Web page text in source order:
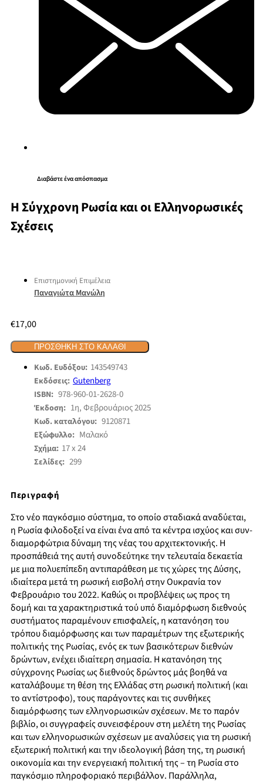
Διαβάστε ένα απόσπασμα
Η Σύγχρονη Ρωσία και οι Ελληνορωσικές
Σχέσεις
Επιστημονική Επιμέλεια
Παναγιώτα Μανώλη
€17,00
ΠΡΟΣΘΉΚΗ ΣΤΟ ΚΑΛΆΘΙ
Κωδ. Ευδόξου: 143549743
Εκδόσεις: Gutenberg
ISBN: 978-960-01-2628-0
Έκδοση: 1η, Φεβρουάριος 2025
Κωδ. καταλόγου: 9120871
Εξώφυλλο: Μαλακό
Σχήμα: 17 x 24
Σελίδες: 299
Περιγραφή
Στο νέο παγκόσμιο σύστημα, το οποίο σταδιακά αναδύεται,
η Ρωσία φιλοδοξεί να είναι ένα από τα κέντρα ισχύος και συν-
διαμορφώτρια δύναμη της νέας του αρχιτεκτονικής. Η
προσπάθειά της αυτή συνοδεύτηκε την τελευταία δεκαετία
με μια πολυεπίπεδη αντιπαράθεση με τις χώρες της Δύσης,
ιδιαίτερα μετά τη ρωσική εισβολή στην Ουκρανία τον
Φεβρουάριο του 2022. Καθώς οι προβλέψεις ως προς τη
δομή και τα χαρακτηριστικά τού υπό διαμόρφωση διεθνούς
συστήματος παραμένουν επισφαλείς, η κατανόηση του
τρόπου διαμόρφωσης και των παραμέτρων της εξωτερικής
πολιτικής της Ρωσίας, ενός εκ των βασικότερων διεθνών
δρώντων, ενέχει ιδιαίτερη σημασία. Η κατανόηση της
σύγχρονης Ρωσίας ως διεθνούς δρώντος μάς βοηθά να
καταλάβουμε τη θέση της Ελλάδας στη ρωσική πολιτική (και
το αντίστροφο), τους παράγοντες και τις συνθήκες
διαμόρφωσης των ελληνορωσικών σχέσεων. Με το παρόν
βιβλίο, οι συγγραφείς συνεισφέρουν στη μελέτη της Ρωσίας
και των ελληνορωσικών σχέσεων με αναλύσεις για τη ρωσική
εξωτερική πολιτική και την ιδεολογική βάση της, τη ρωσική
οικονομία και την ενεργειακή πολιτική της – τη Ρωσία στο
παγκόσμιο πληροφοριακό περιβάλλον. Παράλληλα,